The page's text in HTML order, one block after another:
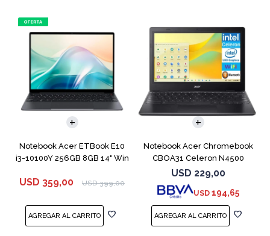
Notebook Acer ETBook E10
i3-10100Y 256GB 8GB 14" Win
USD 359,00 USD 399,00
COMPARAR
Notebook Acer Chromebook
CBOA31 Celeron N4500
64GB 4GB 11.6"
USD 229,00
USD 194,65
COMPARAR